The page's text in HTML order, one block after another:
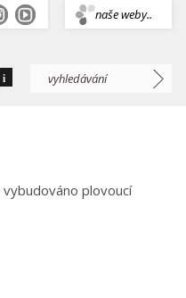
naše weby..
i
plovoucí